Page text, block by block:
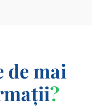
de mai
?